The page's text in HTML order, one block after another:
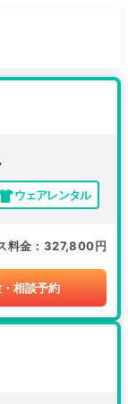
ウェアレンタル
料金 327,800円
相談予約